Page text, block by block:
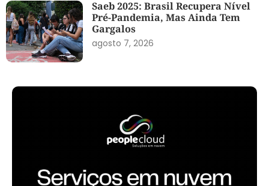
Saeb 2025: Brasil Recupera Nível
Pré-Pandemia, Mas Ainda Tem
Gargalos
agosto 7, 2026